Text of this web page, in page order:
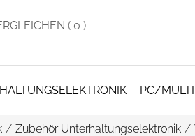
( 0 )
PC/
/ Zubehör Unterhaltungselektronik /